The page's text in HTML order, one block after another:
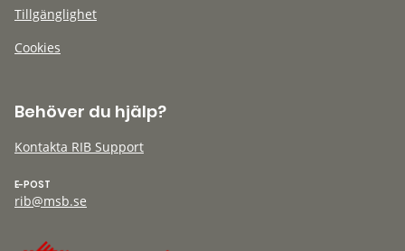
Tillgänglighet
Cookies
Behöver du hjälp?
Kontakta RIB Support
E-POST
rib@msb.se